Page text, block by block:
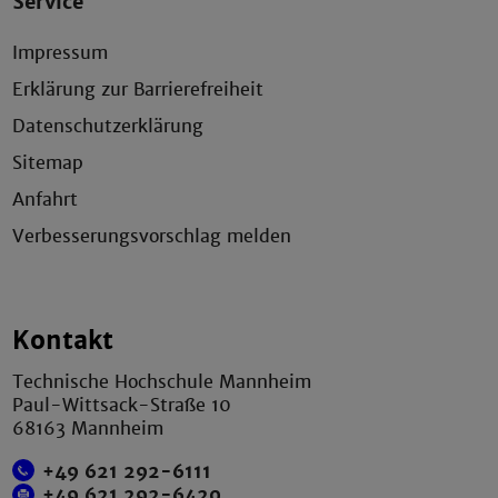
Impressum
Erklärung zur Barrierefreiheit
Datenschutzerklärung
Sitemap
Anfahrt
Verbesserungsvorschlag melden
Kontakt
Technische Hochschule Mannheim
Paul-Wittsack-Straße 10
68163 Mannheim
+49 621 292-6111